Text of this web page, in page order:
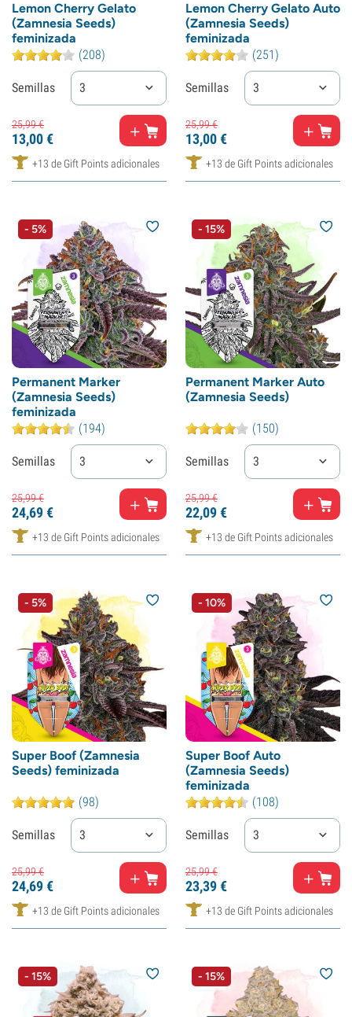
Lemon Cherry Gelato
(Zamnesia Seeds)
feminizada
(208)
Semillas 3
25,99€
13,00€
+13 de Gift Points adicionales
Lemon Cherry Gelato Auto
(Zamnesia Seeds)
feminizada
(251)
Semillas 3
25,99€
13,00€
+13 de Gift Points adicionales
- 5%
Permanent Marker
(Zamnesia Seeds)
feminizada
(194)
Semillas 3
25,99€
24,69€
+13 de Gift Points adicionales
- 15%
Permanent Marker Auto
(Zamnesia Seeds)
(150)
Semillas 3
25,99€
22,09€
+13 de Gift Points adicionales
- 5%
Super Boof (Zamnesia
Seeds) feminizada
(98)
Semillas 3
25,99€
24,69€
+13 de Gift Points adicionales
- 10%
Super Boof Auto
(Zamnesia Seeds)
feminizada
(108)
Semillas 3
25,99€
23,39€
+13 de Gift Points adicionales
- 15% - 15%